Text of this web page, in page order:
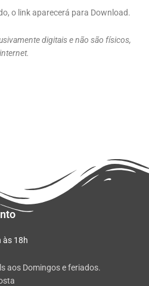
o link aparecerá para Download.
digitais e não são físicos,
às 18h
aos Domingos e feriados.